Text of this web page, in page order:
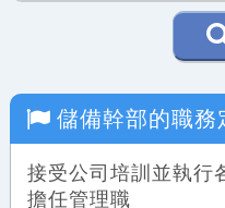
儲備幹部的職務
接受公司培訓並執行
擔任管理職